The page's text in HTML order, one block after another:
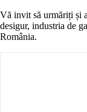
Vă invit să urmăriți și
desigur, industria de
România.